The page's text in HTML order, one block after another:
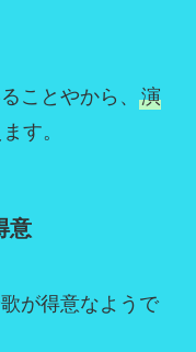
ことやから、 演
す。
意
が得意なようで